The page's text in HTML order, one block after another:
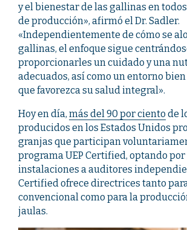
y el bienestar de las gallinas en
de producción», afirmó el Dr. Sadler.
«Independientemente de cómo se
gallinas, el enfoque sigue
proporcionarles un cuidado y una
adecuados, así como un entorno
que favorezca su salud integral».
Hoy en día, más del 90 por ciento de
producidos en los Estados Unidos
granjas que participan
programa UEP Certified, optando
instalaciones a auditores
Certified ofrece directrices tanto
convencional como para la
jaulas.